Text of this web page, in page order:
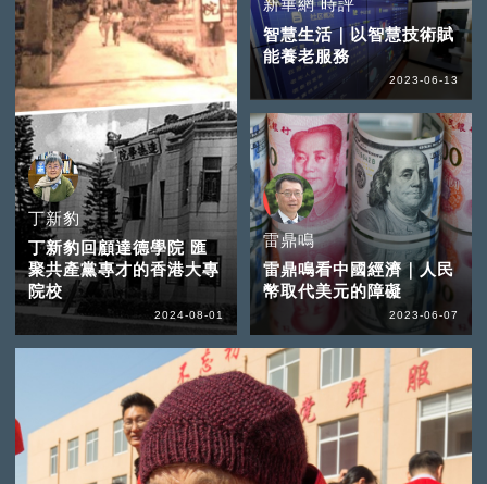
丁新豹
丁新豹回顧達德學院 匯
聚共產黨專才的香港大專
院校
2024-08-01
新華網 時評
智慧生活｜以智慧技術賦
能養老服務
2023-06-13
雷鼎鳴
雷鼎鳴看中國經濟｜人民
幣取代美元的障礙
2023-06-07